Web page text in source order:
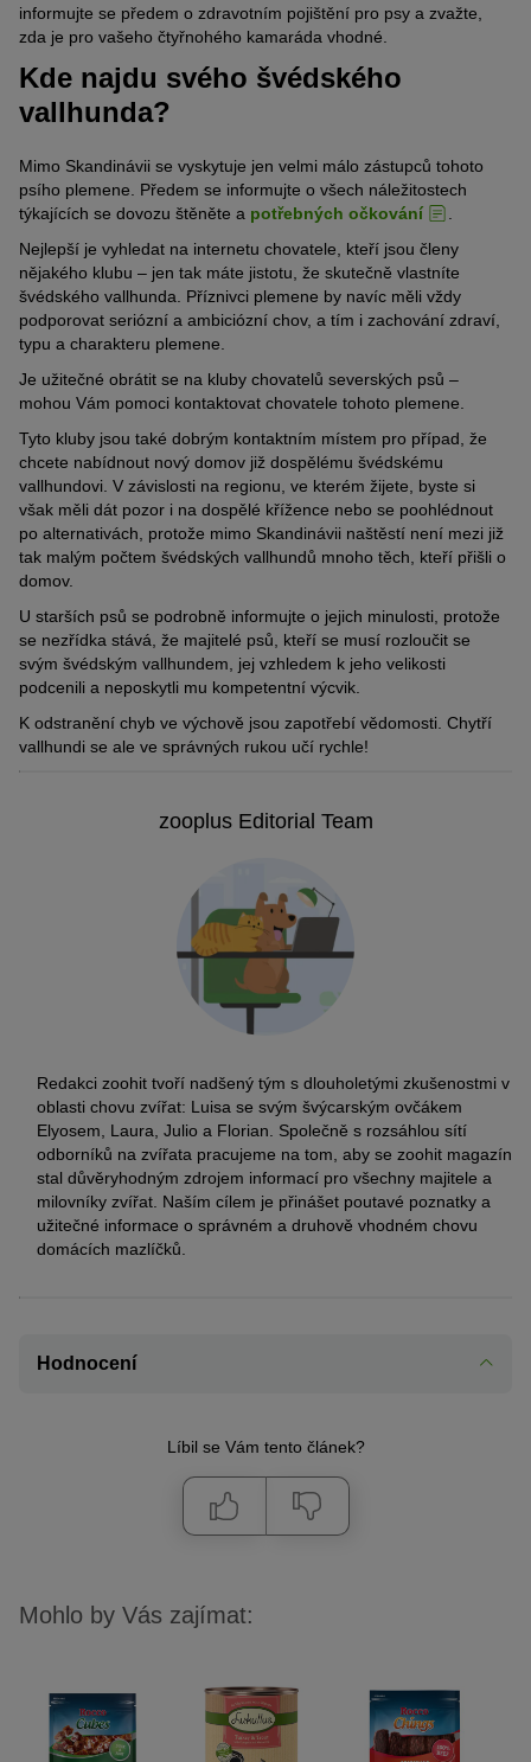
informujte se předem o zdravotním pojištění pro psy a zvažte,
zda je pro vašeho čtyřnohého kamaráda vhodné.
Kde najdu svého švédského
vallhunda?
Mimo Skandinávii se vyskytuje jen velmi málo zástupců tohoto
psího plemene. Předem se informujte o všech náležitostech
týkajících se dovozu štěněte a potřebných očkování
Nejlepší je vyhledat na internetu chovatele, kteří jsou členy
nějakého klubu – jen tak máte jistotu, že skutečně vlastníte
švédského vallhunda. Příznivci plemene by navíc měli vždy
podporovat seriózní a ambiciózní chov, a tím i zachování zdraví,
typu a charakteru plemene.
Je užitečné obrátit se na kluby chovatelů severských psů –
mohou Vám pomoci kontaktovat chovatele tohoto plemene.
Tyto kluby jsou také dobrým kontaktním místem pro případ, že
chcete nabídnout nový domov již dospělému švédskému
vallhundovi. V závislosti na regionu, ve kterém žijete, byste si
však měli dát pozor i na dospělé křížence nebo se poohlédnout
po alternativách, protože mimo Skandinávii naštěstí není mezi již
tak malým počtem švédských vallhundů mnoho těch, kteří přišli o
domov.
U starších psů se podrobně informujte o jejich minulosti, protože
se nezřídka stává, že majitelé psů, kteří se musí rozloučit se
svým švédským vallhundem, jej vzhledem k jeho velikosti
podcenili a neposkytli mu kompetentní výcvik.
K odstranění chyb ve výchově jsou zapotřebí vědomosti. Chytří
vallhundi se ale ve správných rukou učí rychle!
zooplus Editorial Team
Redakci zoohit tvoří nadšený tým s dlouholetými zkušenostmi v
oblasti chovu zvířat: Luisa se svým švýcarským ovčákem
Elyosem, Laura, Julio a Florian. Společně s rozsáhlou sítí
odborníků na zvířata pracujeme na tom, aby se zoohit magazín
stal důvěryhodným zdrojem informací pro všechny majitele a
milovníky zvířat. Naším cílem je přinášet poutavé poznatky a
užitečné informace o správném a druhově vhodném chovu
domácích mazlíčků.
Hodnocení
Líbil se Vám tento článek?
Mohlo by Vás zajímat: